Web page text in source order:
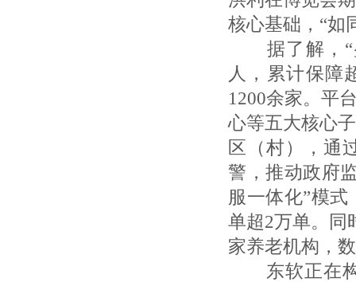
核心基础，“如
据了解，“
人，累计保障
1200余家。平
心等五大核心
区（村），通
警，推动政府
服一体化”模
单超2万单。同
家养老机构，
东软正在构